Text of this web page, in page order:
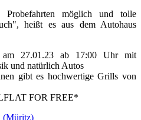
Probefahrten möglich und tolle
heißt es aus dem Autohaus
am 27.01.23 ab 17:00 Uhr mit
und natürlich Autos
gibt es hochwertige Grills von
FOR FREE*